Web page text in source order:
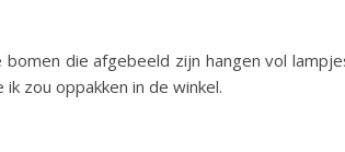
die afgebeeld zijn hangen vol
zou oppakken in de winkel.